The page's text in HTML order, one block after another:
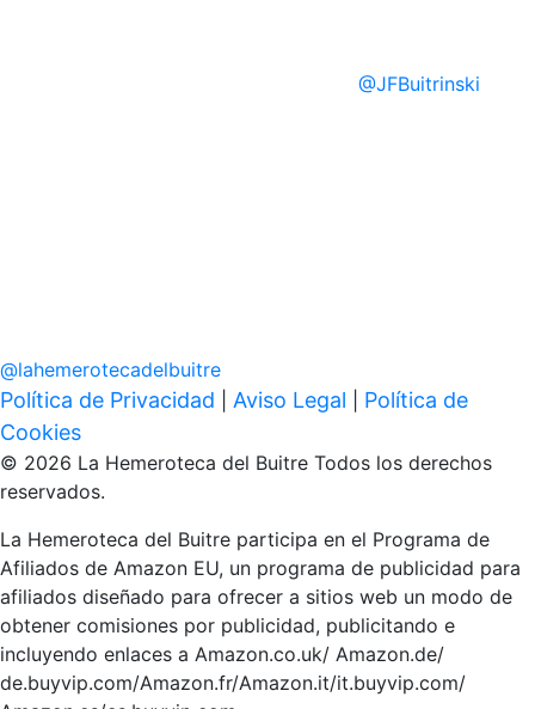
@JFBuitrinski
@lahemerotecadelbuitre
Política de Privacidad Aviso Legal
Política de
Cookies
© 2026 La Hemeroteca del Buitre Todos los derechos
reservados.
La Hemeroteca del Buitre participa en el Programa de
Afiliados de Amazon EU, un programa de publicidad para
afiliados diseñado para ofrecer a sitios web un modo de
obtener comisiones por publicidad, publicitando e
incluyendo enlaces a Amazon.co.uk/ Amazon.de/
de.buyvip.com/Amazon.fr/Amazon.it/it.buyvip.com/